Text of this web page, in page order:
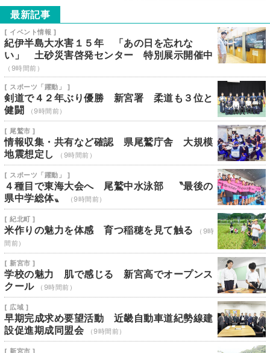
最新記事
[ イベント情報 ]
紀伊半島大水害１５年 「あの日を忘れな
い」 土砂災害啓発センター 特別展示開催中
（9時間前）
[ スポーツ「躍動」 ]
剣道で４２年ぶり優勝 新宮署 柔道も３位と
健闘
（9時間前）
[ 尾鷲市 ]
情報収集・共有など確認 県尾鷲庁舎 大規模
地震想定し
（9時間前）
[ スポーツ「躍動」 ]
４種目で東海大会へ 尾鷲中水泳部 〝最後の
県中学総体〟
（9時間前）
[ 紀北町 ]
米作りの魅力を体感 育つ稲穂を見て触る
（9時
間前）
[ 新宮市 ]
学校の魅力 肌で感じる 新宮高でオープンス
クール
（9時間前）
[ 広域 ]
早期完成求め要望活動 近畿自動車道紀勢線建
設促進期成同盟会
（9時間前）
[ 新宮市 ]